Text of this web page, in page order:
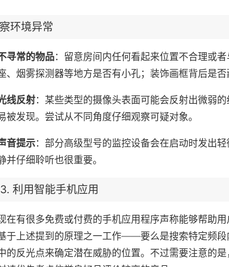
环境异常
寻常的物品：留意房间内任何看起来位置不合理或
、烟雾探测器等地方是否有小孔；装饰画框背后是否
线反射：某些类型的摄像头表面可能会反射出微弱
被发现。尝试从不同角度仔细观察可疑对象。
音提示：部分高级型号的监控设备会在启动时发出
并仔细聆听也很重要。
3. 利用智能手机应用
在有很多免费或付费的手机应用程序声称能够帮助
于上述提到的原理之一工作——要么是搜索特定频段
的反光点来确定潜在威胁的位置。不过需要注意的